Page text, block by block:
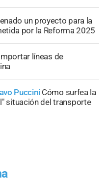
un proyecto para la
por la Reforma 2025
líneas de
Puccini Cómo surfea la
situación del transporte